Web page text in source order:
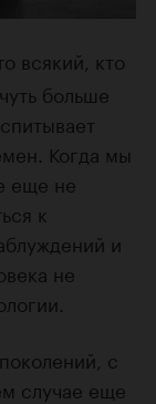
всякий, кто
больше
Когда мы
еще не
к
и
не
с
случае еще